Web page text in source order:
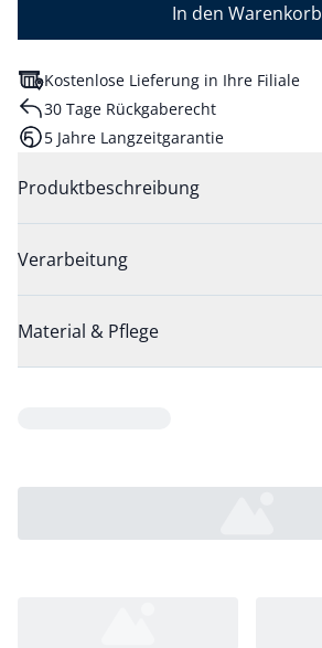
In den Warenkorb
Kostenlose Lieferung in Ihre Filiale
30 Tage Rückgaberecht
5 Jahre Langzeitgarantie
Produktbeschreibung
Verarbeitung
Material & Pflege